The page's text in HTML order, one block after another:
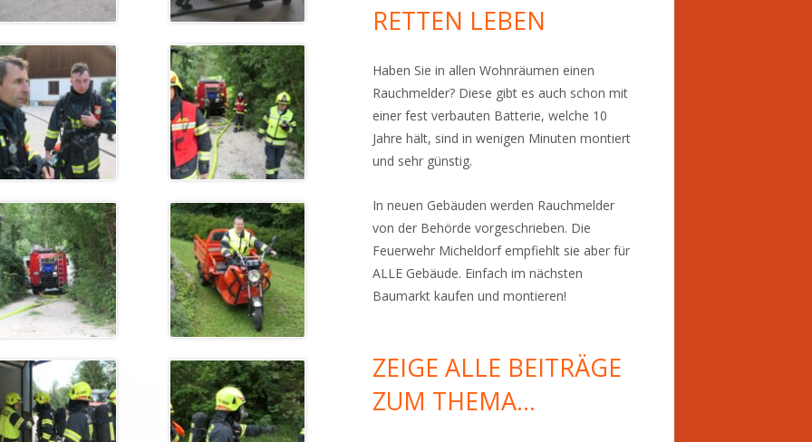
RETTEN LEBEN
Haben Sie in allen Wohnräumen einen
Rauchmelder? Diese gibt es auch schon mit
einer fest verbauten Batterie, welche 10
Jahre hält, sind in wenigen Minuten montiert
und sehr günstig.
In neuen Gebäuden werden Rauchmelder
von der Behörde vorgeschrieben. Die
Feuerwehr Micheldorf empfiehlt sie aber für
ALLE Gebäude. Einfach im nächsten
Baumarkt kaufen und montieren!
ZEIGE ALLE BEITRÄGE
ZUM THEMA…